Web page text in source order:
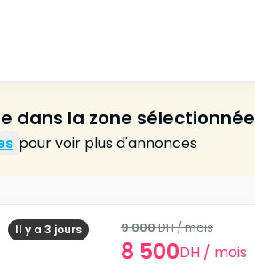
dans la zone sélectionnée
pour voir plus d'annonces
Il y a 3 jours
8 500DH/ mois
9 000DH/ mois